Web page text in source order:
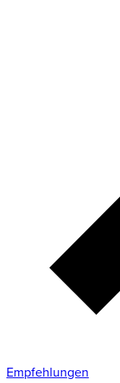
Empfehlungen